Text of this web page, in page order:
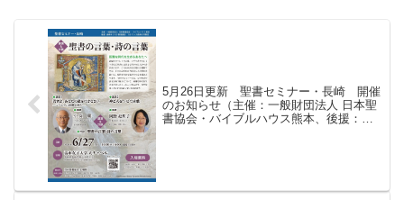
5月26日更新 聖書セミナー・長崎 開催
のお知らせ（主催：一般財団法人 日本聖
書協会・バイブルハウス熊本、後援：長